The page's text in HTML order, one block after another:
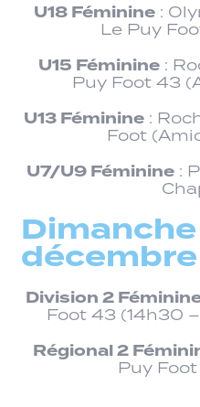
U18 Féminine:
Le Puy
U15 Féminine:
Puy Foot 43
U13 Féminine:
Foot
U7/U9 Féminine :
Dimanche
décembre
Division 2
Foot 43 (14h30
Régional 2
Puy